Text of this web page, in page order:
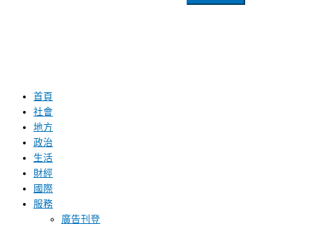
首頁
社會
地方
政治
生活
財經
國際
服務
廣告刊登